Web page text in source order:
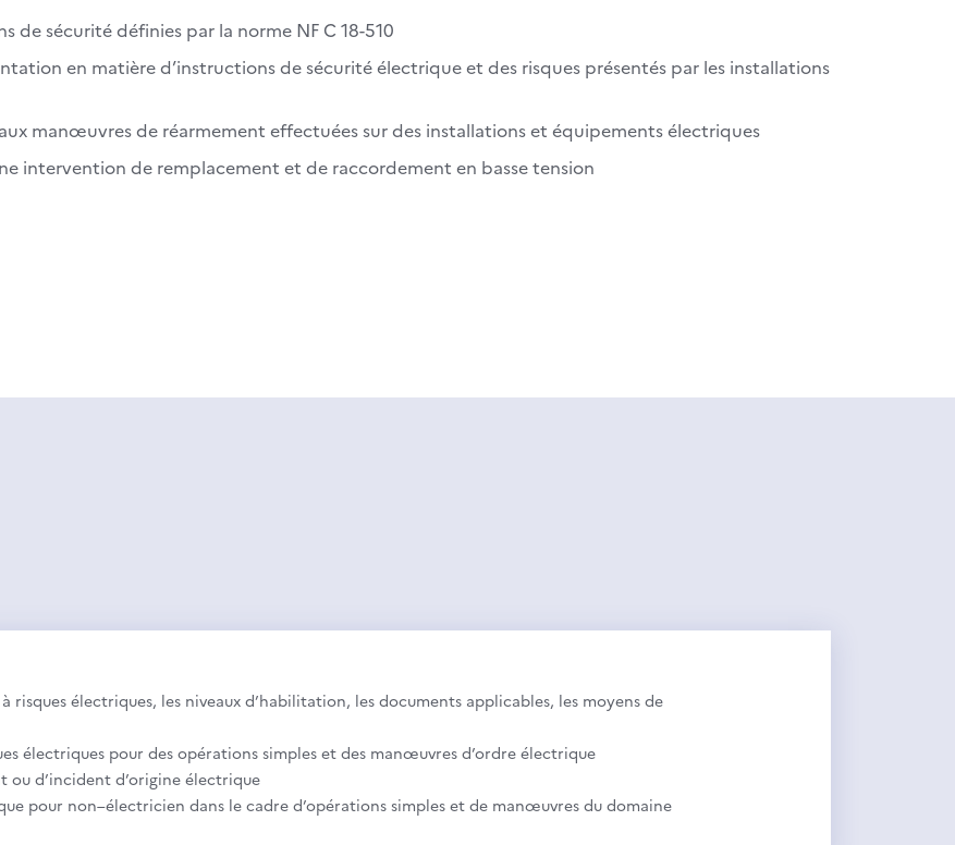
de sécurité définies par la norme NF C 18-510
en matière d’instructions de sécurité électrique et des risques présentés par les installations
manœuvres de réarmement effectuées sur des installations et équipements électriques
intervention de remplacement et de raccordement en basse tension
risques électriques, les niveaux d’habilitation, les documents applicables, les moyens de
électriques pour des opérations simples et des manœuvres d’ordre électrique
ou d’incident d’origine électrique
pour non–électricien dans le cadre d’opérations simples et de manœuvres du domaine